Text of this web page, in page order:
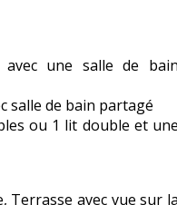
une salle de
salle de bain partagé
ou 1 lit double et
Terrasse avec vue sur